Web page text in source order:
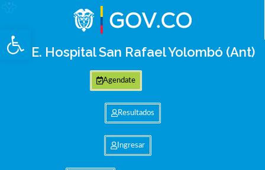
Abrir barra de herramientas
E.S.E. Hospital San Rafael Yolombó (Ant)
Agendate
Resultados
Ingresar